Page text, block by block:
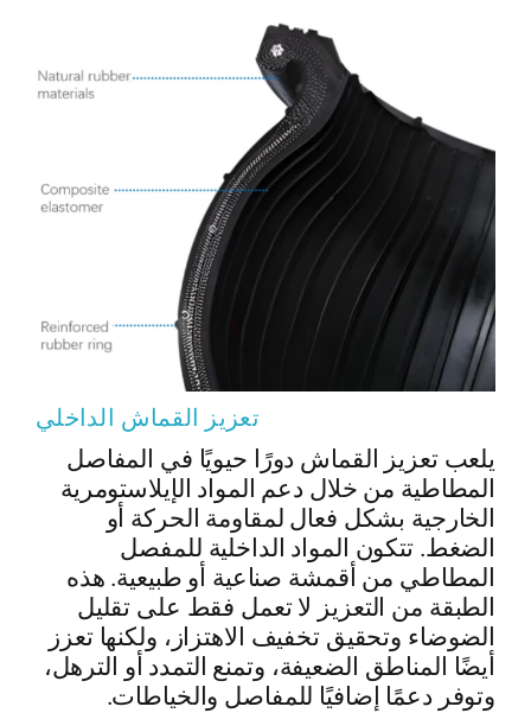
تعزيز القماش الداخلي
يلعب تعزيز القماش دورًا حيويًا في المفاصل
المطاطية من خلال دعم المواد الإيلاستومرية
الخارجية بشكل فعال لمقاومة الحركة أو
الضغط. تتكون المواد الداخلية للمفصل
المطاطي من أقمشة صناعية أو طبيعية. هذه
الطبقة من التعزيز لا تعمل فقط على تقليل
الضوضاء وتحقيق تخفيف الاهتزاز، ولكنها تعزز
أيضًا المناطق الضعيفة، وتمنع التمدد أو الترهل،
وتوفر دعمًا إضافيًا للمفاصل والخياطات.